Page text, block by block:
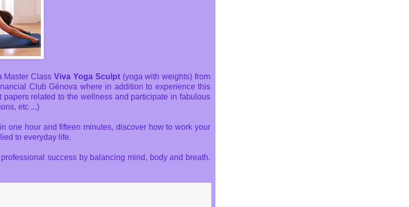
Master Class Viva Yoga Sculpt (yoga with weights) from
Club Génova where in addition to experience this
related to the wellness and participate in fabulous
etc ...)
one hour and fifteen minutes, discover how to work your
to everyday life.
success by balancing mind, body and breath.